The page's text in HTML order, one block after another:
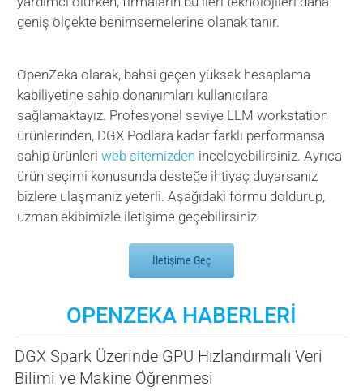
geniş ölçekte benimsemelerine olanak tanır.
OpenZeka olarak, bahsi geçen yüksek hesaplama
kabiliyetine sahip donanımları kullanıcılara
sağlamaktayız. Profesyonel seviye LLM workstation
ürünlerinden, DGX Podlara kadar farklı performansa
sahip ürünleriweb sitemizden inceleyebilirsiniz. Ayrıca
ürün seçimi konusunda desteğe ihtiyaç duyarsanız
bizlere ulaşmanız yeterli. Aşağıdaki formu doldurup,
uzman ekibimizle iletişime geçebilirsiniz.
İletişime Geç
OPENZEKA HABERLERİ
DGX Spark Üzerinde GPU Hızlandırmalı Veri
Bilimi ve Makine Öğrenmesi